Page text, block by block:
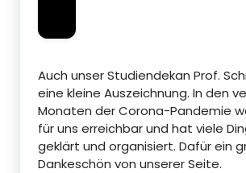
Auch unser Studiendekan Prof.
eine kleine Auszeichnung. In den
Monaten der Corona-Pandemie
für uns erreichbar und hat viele
geklärt und organisiert. Dafür ein
Dankeschön von unserer Seite.